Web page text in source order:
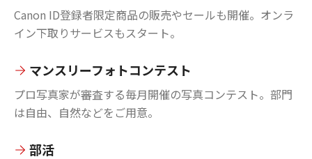
Canon ID登録者限定商品の販売やセールも開催。オンラ
イン下取りサービスもスタート。
マンスリーフォトコンテスト
プロ写真家が審査する毎月開催の写真コンテスト。部門
は自由、自然などをご用意。
部活